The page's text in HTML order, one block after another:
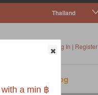
Thailand
Log In | Register
Pet Blog
a min ฿